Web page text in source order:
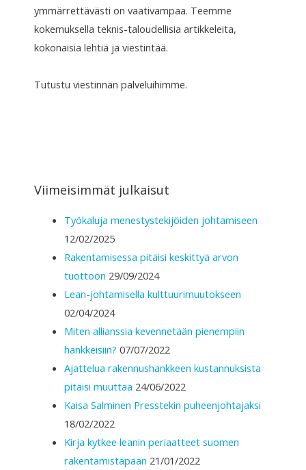
ymmärrettävästi on vaativampaa. Teemme
kokemuksella teknis-taloudellisia artikkeleita,
kokonaisia lehtiä ja viestintää.
Tutustu viestinnän palveluihimme.
Viimeisimmät julkaisut
Työkaluja menestystekijöiden johtamiseen
12/02/2025
Rakentamisessa pitäisi keskittyä arvon
tuottoon 29/09/2024
Lean-johtamisella kulttuurimuutokseen
02/04/2024
Miten allianssia kevennetään pienempiin
hankkeisiin? 07/07/2022
Ajattelua rakennushankkeen kustannuksista
pitäisi muuttaa 24/06/2022
Kaisa Salminen Presstekin puheenjohtajaksi
18/02/2022
Kirja kytkee leanin periaatteet suomen
rakentamistapaan 21/01/2022